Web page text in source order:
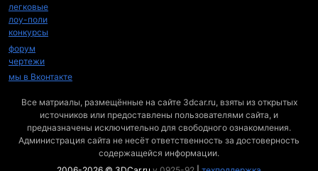
легковые
лоу-поли
конкурсы
форум
чертежи
мы в Вконтакте
Все матриалы, размещённые на сайте 3dcar.ru, взяты из открытых
источников или предоставлены пользователями сайта, и
предназначены исключительно для свободного ознакомления.
Администрация сайта не несёт ответственность за достоверность
содержащейся информации.